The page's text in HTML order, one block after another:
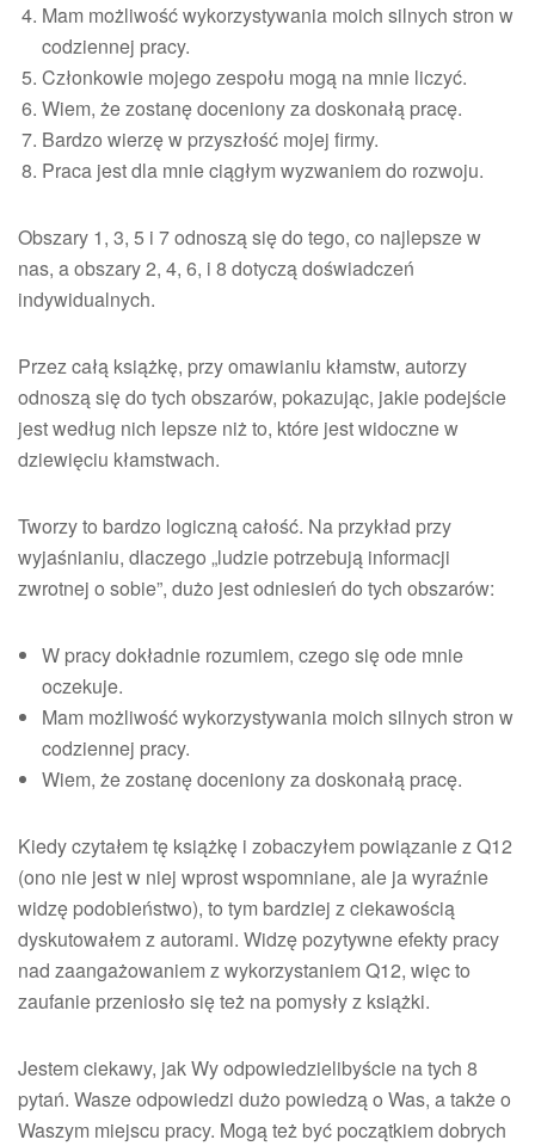
Mam możliwość wykorzystywania moich silnych stron w
codziennej pracy.
Członkowie mojego zespołu mogą na mnie liczyć.
Wiem, że zostanę doceniony za doskonałą pracę.
Bardzo wierzę w przyszłość mojej firmy.
Praca jest dla mnie ciągłym wyzwaniem do rozwoju.
Obszary 1, 3, 5 i 7 odnoszą się do tego, co najlepsze w
nas, a obszary 2, 4, 6, i 8 dotyczą doświadczeń
indywidualnych.
Przez całą książkę, przy omawianiu kłamstw, autorzy
odnoszą się do tych obszarów, pokazując, jakie podejście
jest według nich lepsze niż to, które jest widoczne w
dziewięciu kłamstwach.
Tworzy to bardzo logiczną całość. Na przykład przy
wyjaśnianiu, dlaczego „ludzie potrzebują informacji
zwrotnej o sobie”, dużo jest odniesień do tych obszarów:
W pracy dokładnie rozumiem, czego się ode mnie
oczekuje.
Mam możliwość wykorzystywania moich silnych stron w
codziennej pracy.
Wiem, że zostanę doceniony za doskonałą pracę.
Kiedy czytałem tę książkę i zobaczyłem powiązanie z Q12
(ono nie jest w niej wprost wspomniane, ale ja wyraźnie
widzę podobieństwo), to tym bardziej z ciekawością
dyskutowałem z autorami. Widzę pozytywne efekty pracy
nad zaangażowaniem z wykorzystaniem Q12, więc to
zaufanie przeniosło się też na pomysły z książki.
Jestem ciekawy, jak Wy odpowiedzielibyście na tych 8
pytań. Wasze odpowiedzi dużo powiedzą o Was, a także o
Waszym miejscu pracy. Mogą też być początkiem dobrych